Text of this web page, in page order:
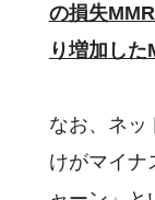
の損失
り増加し
なお、ネッ
けがマイナ